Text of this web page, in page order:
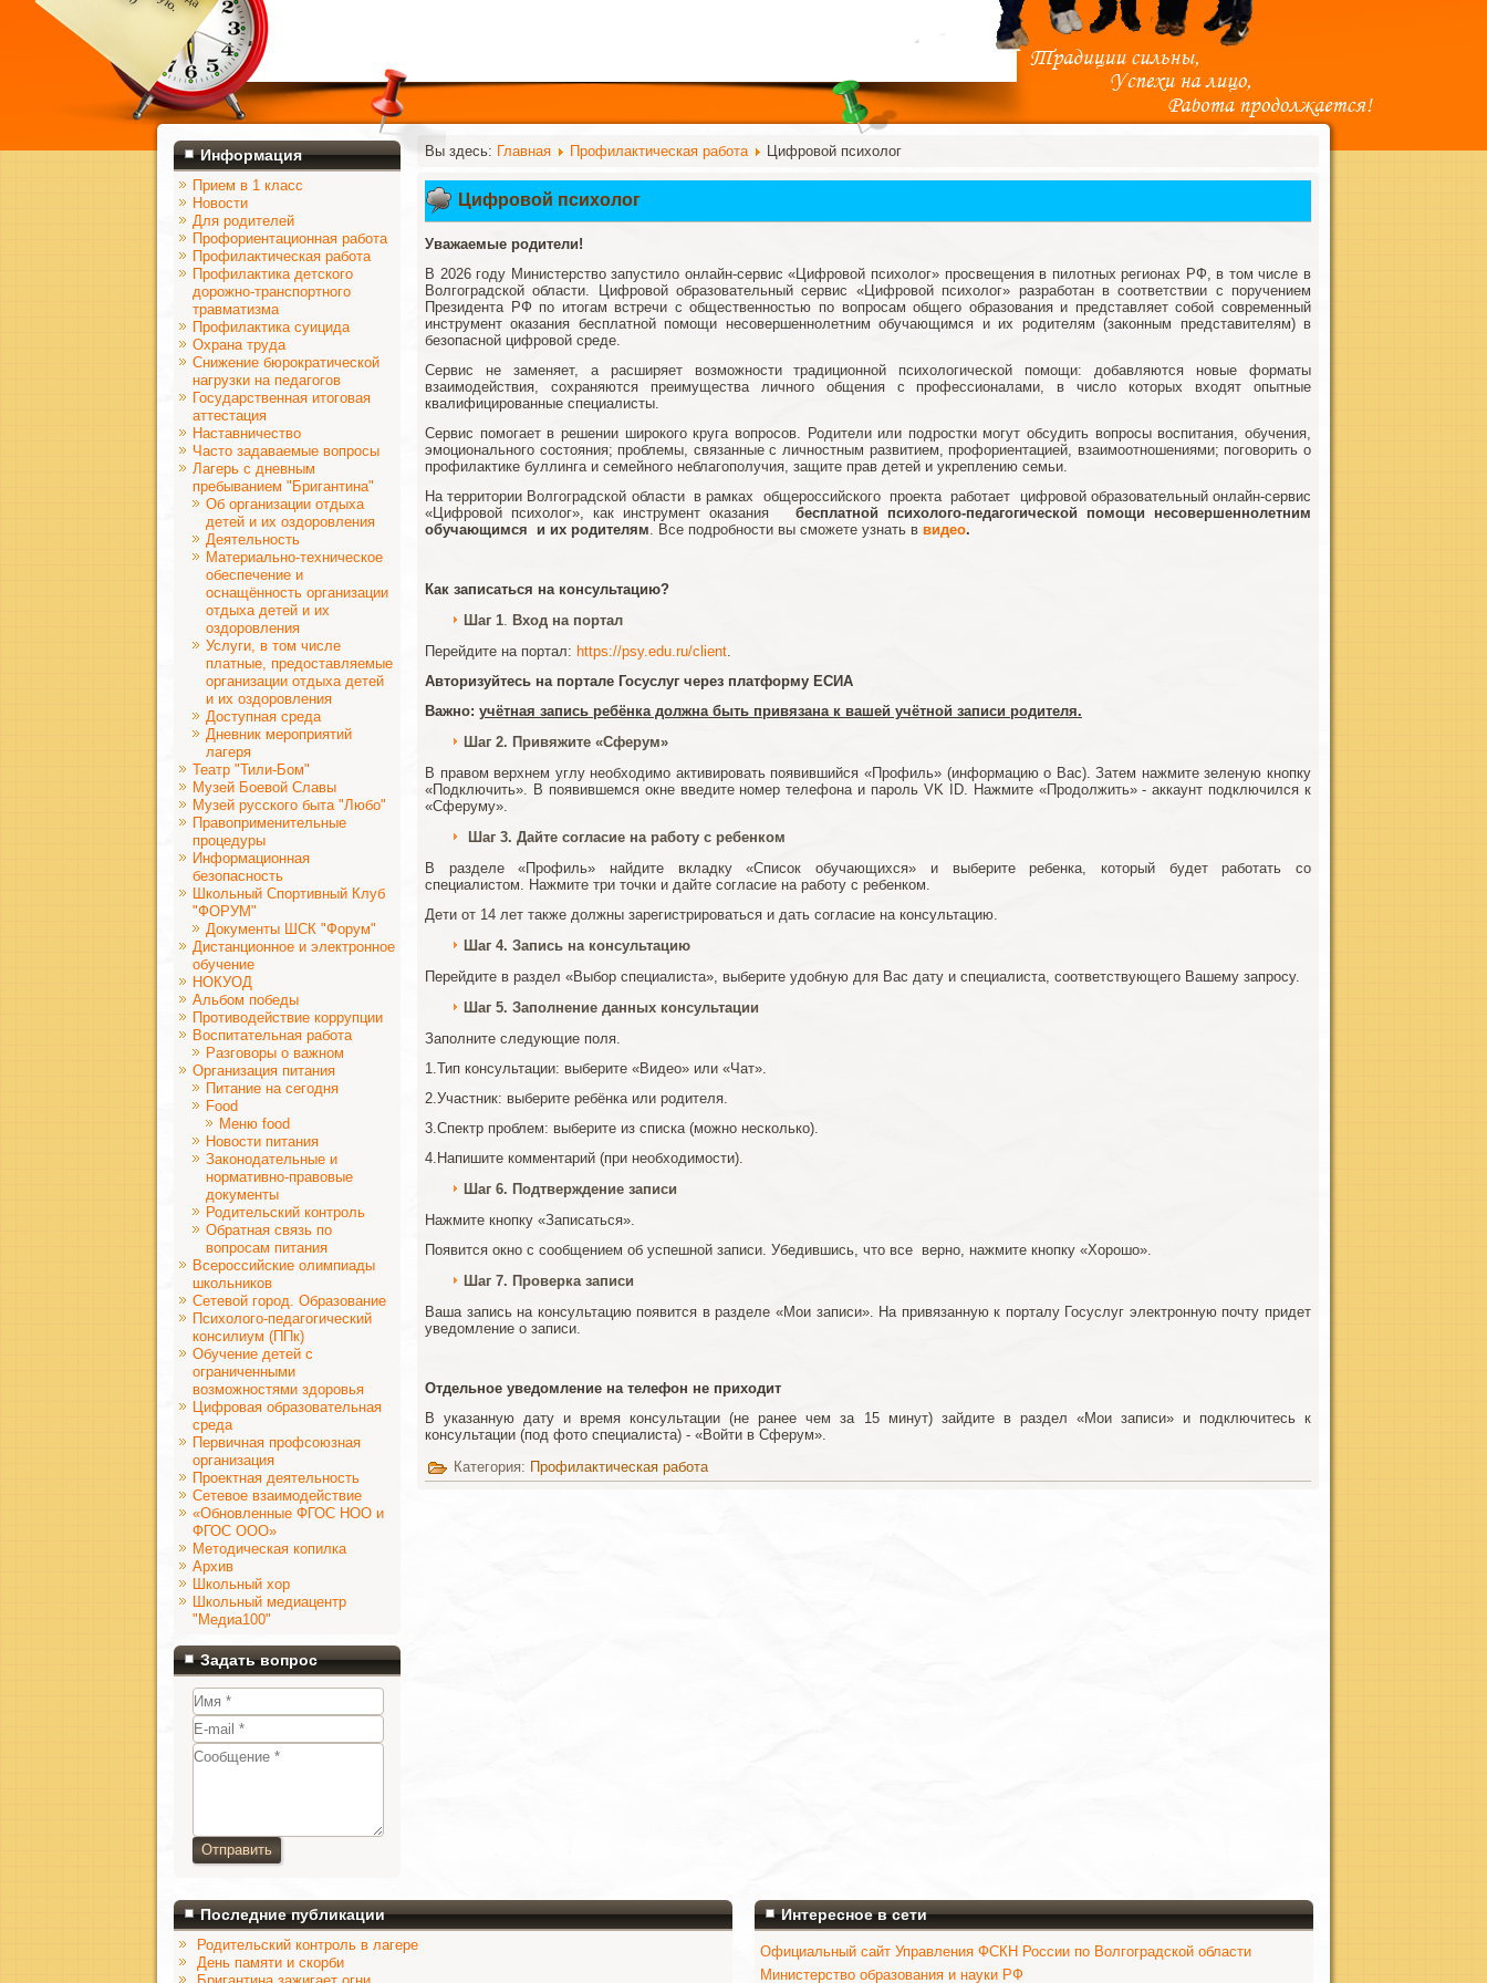
Информация
Прием в 1 класс
Новости
Для родителей
Профориентационная работа
Профилактическая работа
Профилактика детского
дорожно-транспортного
травматизма
Профилактика суицида
Охрана труда
Снижение бюрократической
нагрузки на педагогов
Государственная итоговая
аттестация
Наставничество
Часто задаваемые вопросы
Лагерь с дневным
пребыванием "Бригантина"
Об организации отдыха
детей и их оздоровления
Деятельность
Материально-техническое
обеспечение и
оснащённость организации
отдыха детей и их
оздоровления
Услуги, в том числе
платные, предоставляемые
организации отдыха детей
и их оздоровления
Доступная среда
Дневник мероприятий
лагеря
Театр "Тили-Бом"
Музей Боевой Славы
Музей русского быта "Любо"
Правоприменительные
процедуры
Информационная
безопасность
Школьный Спортивный Клуб
"ФОРУМ"
Документы ШСК "Форум"
Дистанционное и электронное
обучение
НОКУОД
Альбом победы
Противодействие коррупции
Воспитательная работа
Разговоры о важном
Организация питания
Питание на сегодня
Food
Меню food
Новости питания
Законодательные и
нормативно-правовые
документы
Родительский контроль
Обратная связь по
вопросам питания
Всероссийские олимпиады
школьников
Сетевой город. Образование
Психолого-педагогический
консилиум (ППк)
Обучение детей с
ограниченными
возможностями здоровья
Цифровая образовательная
среда
Первичная профсоюзная
организация
Проектная деятельность
Сетевое взаимодействие
«Обновленные ФГОС НОО и
ФГОС ООО»
Методическая копилка
Архив
Школьный хор
Школьный медиацентр
"Медиа100"
Задать вопрос
Отправить
Вы здесь: Главная Профилактическая работа Цифровой психолог
Цифровой психолог
Уважаемые родители!
В 2026 году Министерство запустило онлайн-сервис «Цифровой психолог» просвещения в пилотных регионах РФ, в том числе в
Волгоградской области. Цифровой образовательный сервис «Цифровой психолог» разработан в соответствии с поручением
Президента РФ по итогам встречи с общественностью по вопросам общего образования и представляет собой современный
инструмент оказания бесплатной помощи несовершеннолетним обучающимся и их родителям (законным представителям) в
безопасной цифровой среде.
Сервис не заменяет, а расширяет возможности традиционной психологической помощи: добавляются новые форматы
взаимодействия, сохраняются преимущества личного общения с профессионалами, в число которых входят опытные
квалифицированные специалисты.
Сервис помогает в решении широкого круга вопросов. Родители или подростки могут обсудить вопросы воспитания, обучения,
эмоционального состояния; проблемы, связанные с личностным развитием, профориентацией, взаимоотношениями; поговорить о
профилактике буллинга и семейного неблагополучия, защите прав детей и укреплению семьи.
На территории Волгоградской области в рамках общероссийского проекта работает цифровой образовательный онлайн-сервис
«Цифровой психолог», как инструмент оказания бесплатной психолого-педагогической помощи несовершеннолетним
обучающимся и их родителям. Все подробности вы сможете узнать в видео.
Как записаться на консультацию?
Шаг 1. Вход на портал
Перейдите на портал: https://psy.edu.ru/client.
Авторизуйтесь на портале Госуслуг через платформу ЕСИА
Важно: учётная запись ребёнка должна быть привязана к вашей учётной записи родителя.
Шаг 2. Привяжите «Сферум»
В правом верхнем углу необходимо активировать появившийся «Профиль» (информацию о Вас). Затем нажмите зеленую кнопку
«Подключить». В появившемся окне введите номер телефона и пароль VK ID. Нажмите «Продолжить» - аккаунт подключился к
«Сферуму».
Шаг 3. Дайте согласие на работу с ребенком
В разделе «Профиль» найдите вкладку «Список обучающихся» и выберите ребенка, который будет работать со
специалистом. Нажмите три точки и дайте согласие на работу с ребенком.
Дети от 14 лет также должны зарегистрироваться и дать согласие на консультацию.
Шаг 4. Запись на консультацию
Перейдите в раздел «Выбор специалиста», выберите удобную для Вас дату и специалиста, соответствующего Вашему запросу.
Шаг 5. Заполнение данных консультации
Заполните следующие поля.
1.Тип консультации: выберите «Видео» или «Чат».
2.Участник: выберите ребёнка или родителя.
3.Спектр проблем: выберите из списка (можно несколько).
4.Напишите комментарий (при необходимости).
Шаг 6. Подтверждение записи
Нажмите кнопку «Записаться».
Появится окно с сообщением об успешной записи. Убедившись, что все верно, нажмите кнопку «Хорошо».
Шаг 7. Проверка записи
Ваша запись на консультацию появится в разделе «Мои записи». На привязанную к порталу Госуслуг электронную почту придет
уведомление о записи.
Отдельное уведомление на телефон не приходит
В указанную дату и время консультации (не ранее чем за 15 минут) зайдите в раздел «Мои записи» и подключитесь к
консультации (под фото специалиста) - «Войти в Сферум».
Категория: Профилактическая работа
Последние публикации
Родительский контроль в лагере
День памяти и скорби
Интересное в сети
Официальный сайт Управления ФСКН России по Волгоградской области
Министерство образования и науки РФ